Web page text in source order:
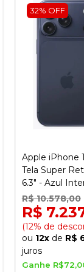
32% OFF
Apple iPhone
Tela Super
6.3" - Azul
R$ 10.578,00
R$
(12% de
ou 12xde R$
juros
Ganhe